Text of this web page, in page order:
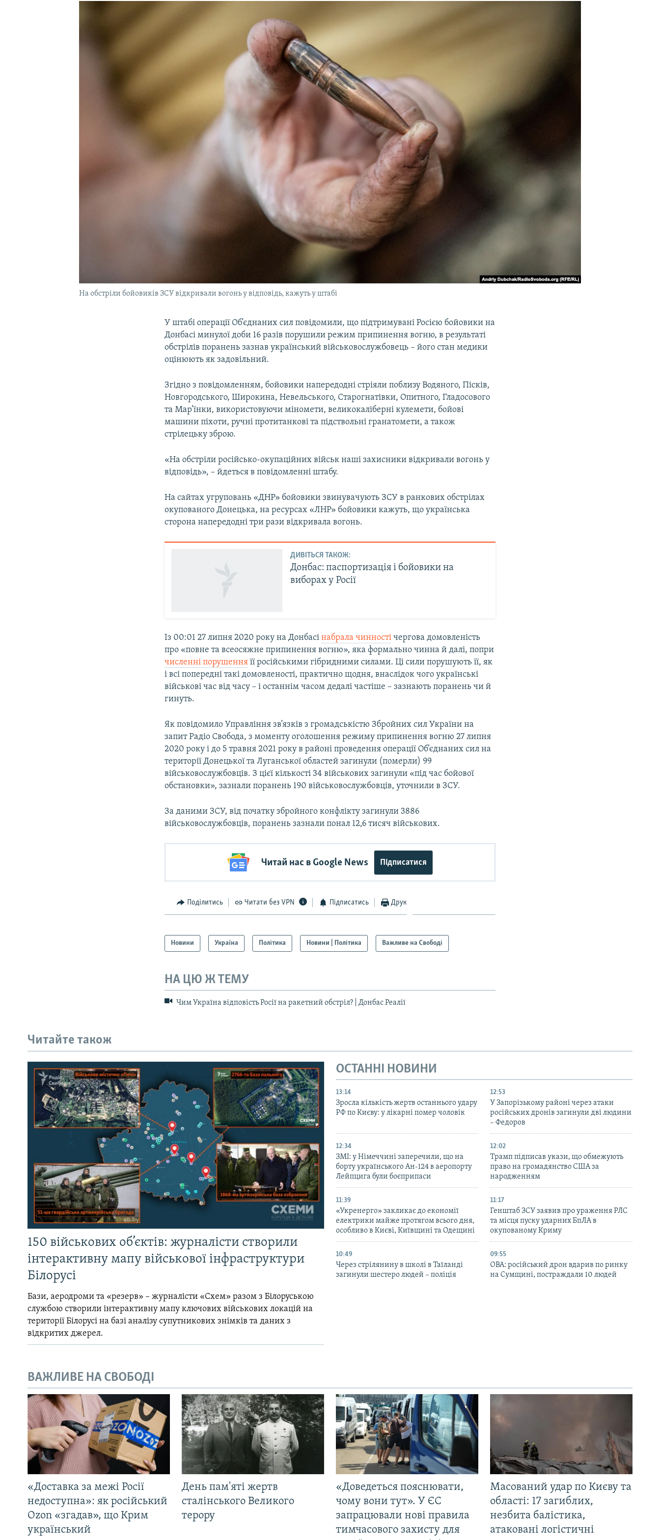
На обстріли бойовиків ЗСУ відкривали вогонь у відповідь, кажуть у штабі
У штабі операції Об’єднаних сил повідомили, що підтримувані Росією бойовики на
Донбасі минулої доби 16 разів порушили режим припинення вогню, в результаті
обстрілів поранень зазнав український військовослужбовець – його стан медики
оцінюють як задовільний.
Згідно з повідомленням, бойовики напередодні стріяли поблизу Водяного, Пісків,
Новгородського, Широкина, Невельського, Старогнатівки, Опитного, Гладосового
та Мар’їнки, використовуючи міномети, великокаліберні кулемети, бойові
машини піхоти, ручні протитанкові та підствольні гранатомети, а також
стрілецьку зброю.
«На обстріли російсько-окупаційних військ наші захисники відкривали вогонь у
відповідь», – йдеться в повідомленні штабу.
На сайтах угруповань «ДНР» бойовики звинувачують ЗСУ в ранкових обстрілах
окупованого Донецька, на ресурсах «ЛНР» бойовики кажуть, що українська
сторона напередодні три рази відкривала вогонь.
ДИВІТЬСЯ ТАКОЖ:
Донбас: паспортизація і бойовики на
виборах у Росії
Із 00:01 27 липня 2020 року на Донбасінабрала чинності чергова домовленість
про «повне та всеосяжне припинення вогню», яка формально чинна й далі, попри
численні порушення її російськими гібридними силами. Ці сили порушують її, як
і всі попередні такі домовленості, практично щодня, внаслідок чого українські
військові час від часу – і останнім часом дедалі частіше – зазнають поранень чи й
гинуть.
Як повідомило Управління зв’язків з громадськістю Збройних сил України на
запит Радіо Свобода, з моменту оголошення режиму припинення вогню 27 липня
2020 року і до 5 травня 2021 року в районі проведення операції Об’єднаних сил на
території Донецької та Луганської областей загинули (померли) 99
військовослужбовців. З цієї кількості 34 військових загинули «під час бойової
обстановки», зазнали поранень 190 військовослужбовців, уточнили в ЗСУ.
За даними ЗСУ, від початку збройного конфлікту загинули 3886
військовослужбовців, поранень зазнали понал 12,6 тисяч військових.
Читай нас в Google News Підписатися
Поділитись Читати без VPN Підписатись Друк
Новини Україна Політика Новини | Політика Важливе на Свободі
НА ЦЮ Ж ТЕМУ
Чим Україна відповість Росії на ракетний обстріл? | Донбас Реалії
Читайте також
150 військових об’єктів: журналісти створили
інтерактивну мапу військової інфраструктури
Білорусі
Бази, аеродроми та «резерв» – журналісти «Схем» разом з Білоруською
службою створили інтерактивну мапу ключових військових локацій на
території Білорусі на базі аналізу супутникових знімків та даних з
відкритих джерел.
ОСТАННІ НОВИНИ
13:14
Зросла кількість жертв останнього удару
РФ по Києву: у лікарні помер чоловік
12:53
У Запорізькому районі через атаки
російських дронів загинули дві людини
– Федоров
12:34
ЗМІ: у Німеччині заперечили, що на
борту українського Ан-124 в аеропорту
Лейпцига були боєприпаси
12:02
Трамп підписав укази, що обмежують
право на громадянство США за
народженням
11:39
«Укренерго» закликає до економії
електрики майже протягом всього дня,
особливо в Києві, Київщині та Одещині
11:17
Генштаб ЗСУ заявив про ураження РЛС
та місця пуску ударних БпЛА в
окупованому Криму
10:49
Через стрілянину в школі в Таїланді
загинули шестеро людей – поліція
09:55
ОВА: російський дрон вдарив по ринку
на Сумщині, постраждали 10 людей
ВАЖЛИВЕ НА СВОБОДІ
«Доставка за межі Росії
недоступна»: як російський
Ozon «згадав», що Крим
український
День пам'яті жертв
сталінського Великого
терору
«Доведеться пояснювати,
чому вони тут». У ЄС
запрацювали нові правила
тимчасового захисту для
Масований удар по Києву та
області: 17 загиблих,
незбита балістика,
атаковані логістичні